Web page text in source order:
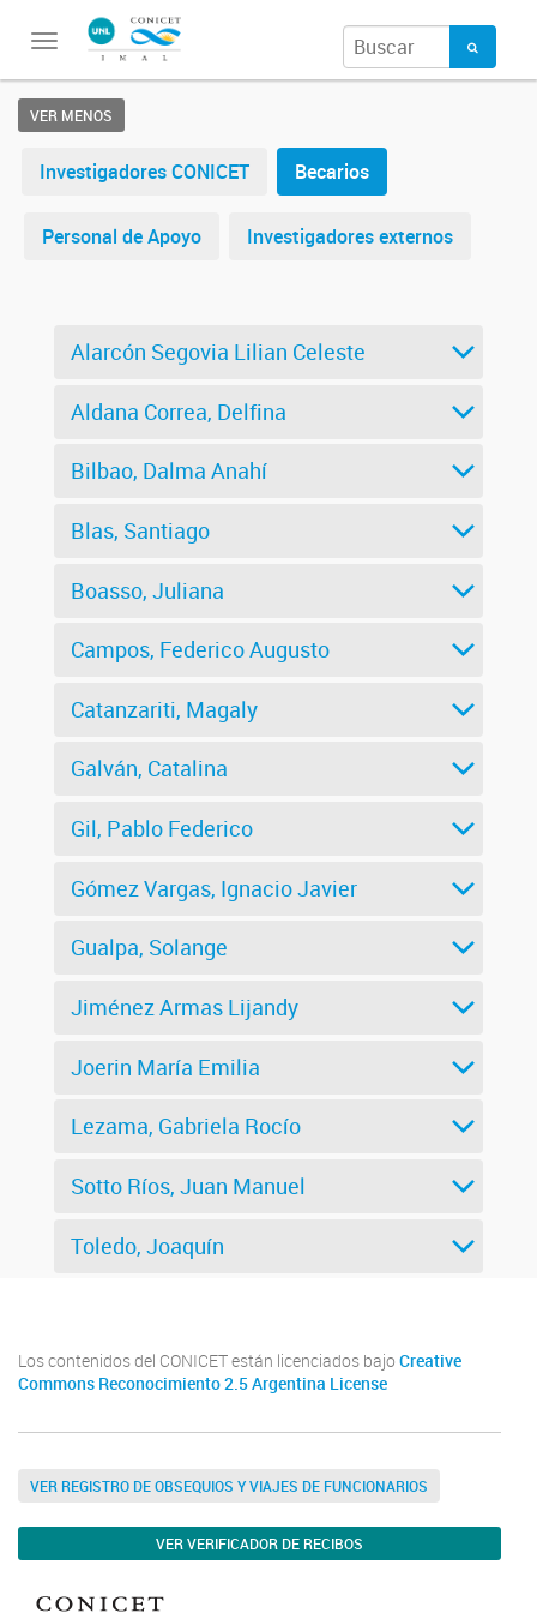
Toggle
VER MENOS
Investigadores CONICET Becarios
Personal de Apoyo Investigadores externos
Alarcón Segovia Lilian Celeste
Aldana Correa, Delfina
Bilbao, Dalma Anahí
Blas, Santiago
Boasso, Juliana
Campos, Federico Augusto
Catanzariti, Magaly
Galván, Catalina
Gil, Pablo Federico
Gómez Vargas, Ignacio Javier
Gualpa, Solange
Jiménez Armas Lijandy
Joerin María Emilia
Lezama, Gabriela Rocío
Sotto Ríos, Juan Manuel
Toledo, Joaquín
Los contenidos del CONICET están licenciados bajo Creative
Commons Reconocimiento 2.5 Argentina License
VER REGISTRO DE OBSEQUIOS Y VIAJES DE FUNCIONARIOS
VER VERIFICADOR DE RECIBOS